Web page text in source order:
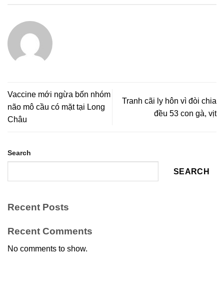
Vaccine mới ngừa bốn nhóm
não mô cầu có mặt tại Long
Châu
Tranh cãi ly hôn vì đòi chia
đều 53 con gà, vịt
Search
SEARCH
Recent Posts
Recent Comments
No comments to show.